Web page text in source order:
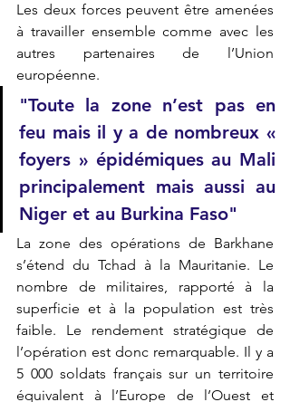
Les deux forces peuvent être amenées
à travailler ensemble comme avec les
autres partenaires de l’Union
européenne.
"Toute la zone n’est pas en
feu mais il y a de nombreux «
foyers » épidémiques au Mali
principalement mais aussi au
Niger et au Burkina Faso"
La zone des opérations de Barkhane
s’étend du Tchad à la Mauritanie. Le
nombre de militaires, rapporté à la
superficie et à la population est très
faible. Le rendement stratégique de
l’opération est donc remarquable. Il y a
5 000 soldats français sur un territoire
équivalent à l’Europe de l’Ouest et